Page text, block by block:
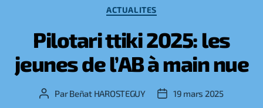
Catégories
ACTUALITES
Pilotari ttiki 2025: les
jeunes de l’AB à main nue
Auteur
ParBeñat HAROSTEGUY
Date19 mars 2025